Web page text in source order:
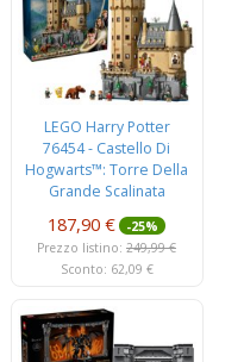
LEGO Harry Potter
76454 - Castello Di
Hogwarts™: Torre Della
Grande Scalinata
Principale
187,90 €
-25%
Prezzo listino: 249,99 €
Sconto: 62,09 €